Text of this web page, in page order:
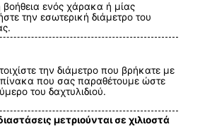
ενός χάρακα ή μίας
την εσωτερική διάμετρο του
την διάμετρο που βρήκατε με
που σας παραθέτουμε ώστε
του δαχτυλιδιού.
μετριούνται σε χιλιοστά